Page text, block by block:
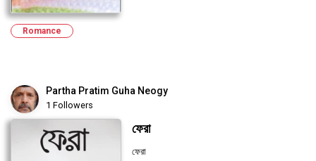
Romance
Partha Pratim Guha Neogy
1 Followers
ফেরা
ফেরা